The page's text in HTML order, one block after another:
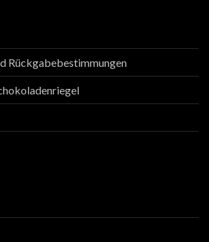
Rückgabebestimmungen